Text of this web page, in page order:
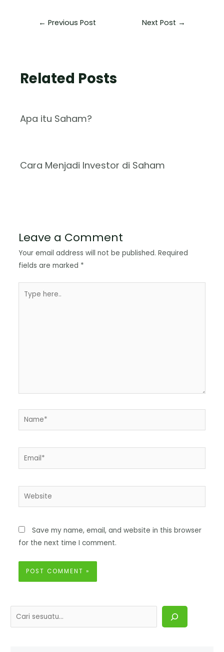
← Previous Post Next Post →
Related Posts
Apa itu Saham?
Cara Menjadi Investor di Saham
Leave a Comment
Your email address will not be published. Required
fields are marked *
Save my name, email, and website in this browser
for the next time I comment.